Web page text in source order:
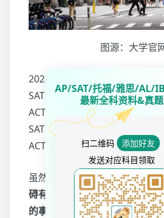
图源：大学官
2024 US News全美最佳大学：
SAT Middle 50%: 1470-1570
ACT Middle 50%: 33-35
SAT Submitted Rate: 27%
ACT Submitted Rate: 12%
虽然今年NYU的排名直接掉了10
碍有将近12w人递交了大学申
的事实。
AP/SAT/托福/雅思/AL/
最新全科资料&真题
扫二维码
添加好友
发送对应科目领取